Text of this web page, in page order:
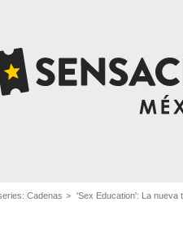
Cadenas 'Sex Education': La nueva